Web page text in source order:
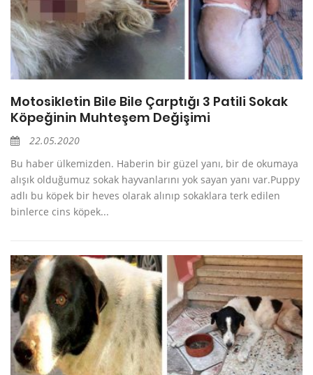
Motosikletin Bile Bile Çarptığı 3 Patili Sokak
Köpeğinin Muhteşem Değişimi
22.05.2020
Bu haber ülkemizden. Haberin bir güzel yanı, bir de okumaya
alışık olduğumuz sokak hayvanlarını yok sayan yanı var.Puppy
adlı bu köpek bir heves olarak alınıp sokaklara terk edilen
binlerce cins köpek...